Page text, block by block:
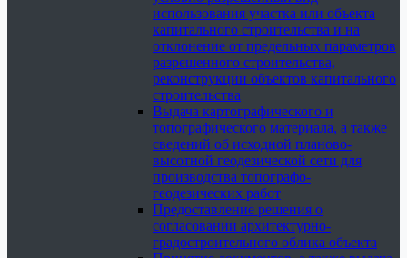
использования участка или объекта
капитального строительства и на
отклонение от предельных параметров
разрешенного строительства,
реконструкции объектов капитального
строительства
Выдача картографического и
топографического материала, а также
сведений об исходной планово-
высотной геодезической сети для
производства топографо-
геодезических работ
Предоставление решения о
согласовании архитектурно-
градостроительного облика объекта